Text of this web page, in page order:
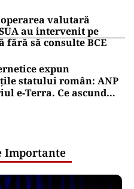
valutară
au intervenit pe
să consulte BCE
expun
statului român: ANP
e‑Terra. Ce ascund
Importante